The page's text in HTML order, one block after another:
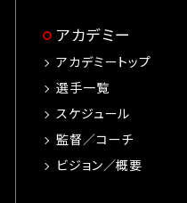
アカデミー
アカデミートップ
選手一覧
スケジュール
監督／コーチ
ビジョン／概要